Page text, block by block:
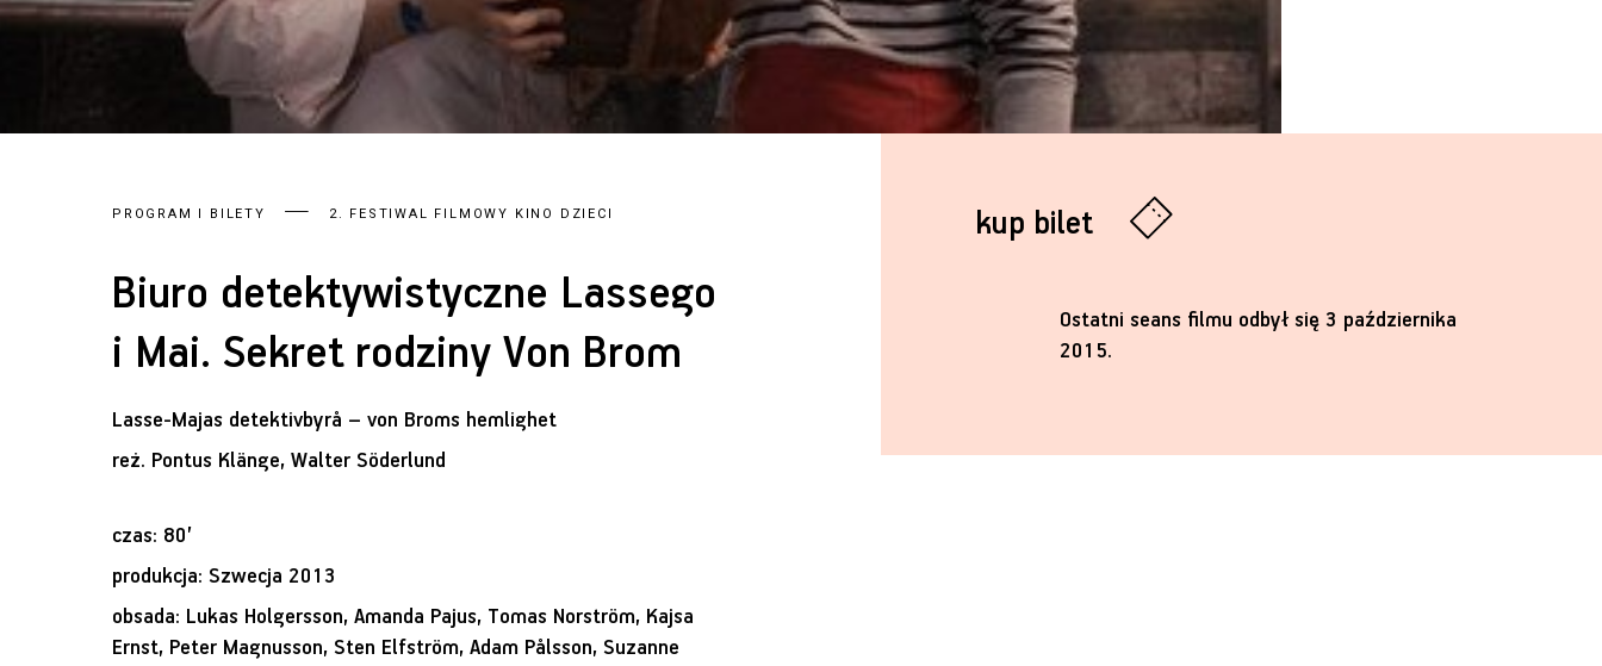
kup bilet
Ostatni seans filmu odbył się 3 października
2015.
PROGRAM I BILETY 2. FESTIWAL FILMOWY KINO DZIECI
Biuro detektywistyczne Lassego
i Mai. Sekret rodziny Von Brom
Lasse-Majas detektivbyrå – von Broms hemlighet
reż. Pontus Klänge, Walter Söderlund
czas: 80’
produkcja: Szwecja 2013
obsada: Lukas Holgersson, Amanda Pajus, Tomas Norström, Kajsa
Ernst, Peter Magnusson, Sten Elfström, Adam Pålsson, Suzanne